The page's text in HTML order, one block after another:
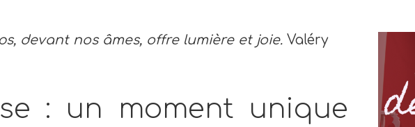
devant nos âmes, offre lumière et joie. Valéry
: un moment unique